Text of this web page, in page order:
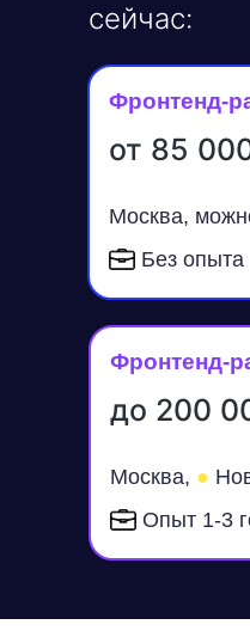
сейчас:
Фронтенд-
от 85
Москва,
Без опыта
Опыт 1-3
Москва, ●
до 200
Фронтенд-